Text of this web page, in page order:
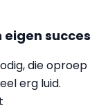
succes
die oproep
erg luid.